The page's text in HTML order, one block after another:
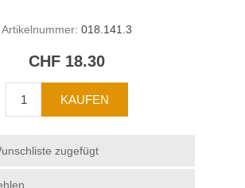
Artikelnummer: 018.141.3
CHF 18.30